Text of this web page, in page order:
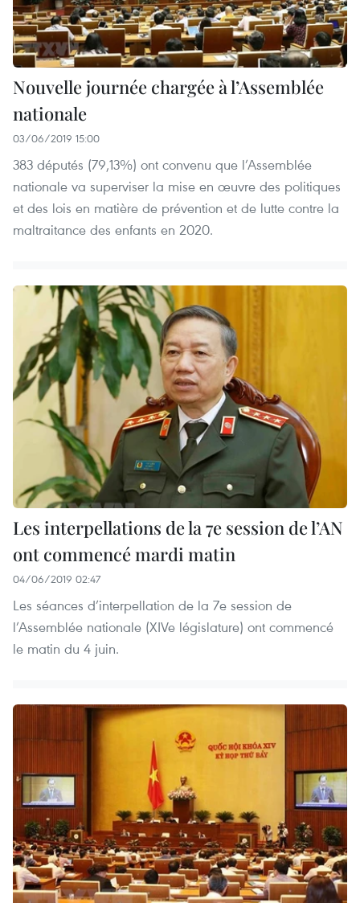
Nouvelle journée chargée à l’Assemblée
nationale
03/06/2019 15:00
383 députés (79,13%) ont convenu que l’Assemblée
nationale va superviser la mise en œuvre des politiques
et des lois en matière de prévention et de lutte contre la
maltraitance des enfants en 2020.
Les interpellations de la 7e session de l’AN
ont commencé mardi matin
04/06/2019 02:47
Les séances d’interpellation de la 7e session de
l’Assemblée nationale (XIVe législature) ont commencé
le matin du 4 juin.